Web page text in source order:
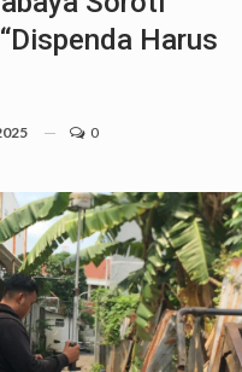
Harus
0